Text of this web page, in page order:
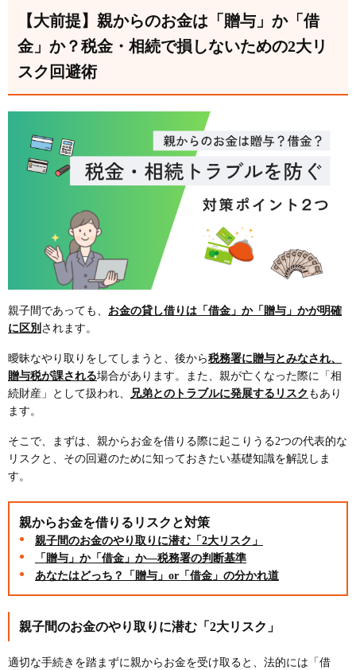
【大前提】親からのお金は「贈与」か「借
金」か？税金・相続で損しないための2大リ
スク回避術
親子間であっても、 お金の貸し借りは「借金」か「贈与」かが明確
に区別 されます。
曖昧なやり取りをしてしまうと、後から税務署に贈与とみなされ、
贈与税が課される場合があります。また、親が亡くなった際に「相
続財産」として扱われ、
兄弟とのトラブルに発展するリスク もあり
ます。
そこで、まずは、親からお金を借りる際に起こりうる2つの代表的な
リスクと、その回避のために知っておきたい基礎知識を解説しま
す。
親からお金を借りるリスクと対策
親子間のお金のやり取りに潜む「2大リスク」
「贈与」か「借金」か―税務署の判断基準
あなたはどっち？「贈与」or「借金」の分かれ道
親子間のお金のやり取りに潜む「2大リスク」
適切な手続きを踏まずに親からお金を受け取ると、法的には「借